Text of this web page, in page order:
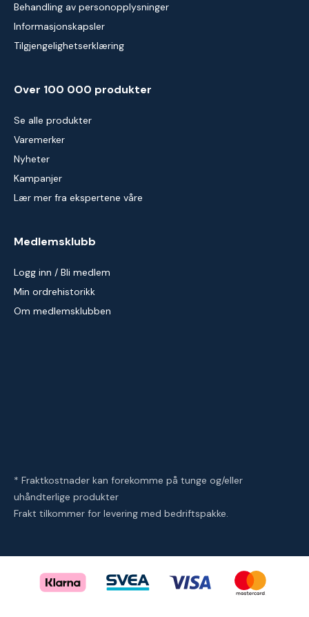
Behandling av personopplysninger
Informasjonskapsler
Tilgjengelighetserklæring
Over 100 000 produkter
Se alle produkter
Varemerker
Nyheter
Kampanjer
Lær mer fra ekspertene våre
Medlemsklubb
Logg inn / Bli medlem
Min ordrehistorikk
Om medlemsklubben
* Fraktkostnader kan forekomme på tunge og/eller
uhåndterlige produkter
Frakt tilkommer for levering med bedriftspakke.